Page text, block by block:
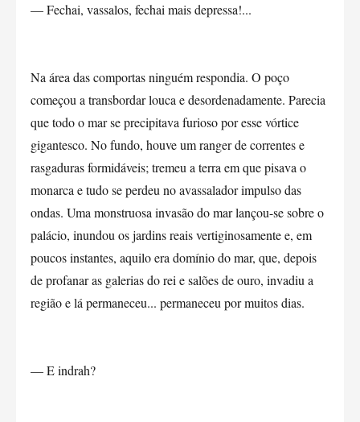
— Fechai, vassalos, fechai mais depressa!...
Na área das comportas ninguém respondia. O poço
começou a transbordar louca e desordenadamente. Parecia
que todo o mar se precipitava furioso por esse vórtice
gigantesco. No fundo, houve um ranger de correntes e
rasgaduras formidáveis; tremeu a terra em que pisava o
monarca e tudo se perdeu no avassalador impulso das
ondas. Uma monstruosa invasão do mar lançou-se sobre o
palácio, inundou os jardins reais vertiginosamente e, em
poucos instantes, aquilo era domínio do mar, que, depois
de profanar as galerias do rei e salões de ouro, invadiu a
região e lá permaneceu... permaneceu por muitos dias.
— E indrah?